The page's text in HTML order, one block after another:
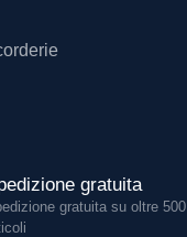
gratuita
gratuita su oltre 500